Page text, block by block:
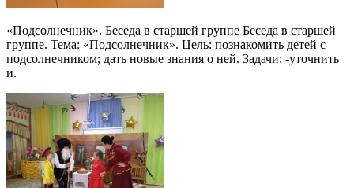
«Подсолнечник». Беседа в старшей группе Беседа в старшей
группе. Тема: «Подсолнечник». Цель: познакомить детей с
подсолнечником; дать новые знания о ней. Задачи: -уточнить
и.